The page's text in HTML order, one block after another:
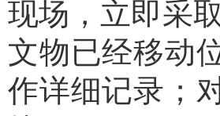
现场，立即采
文物已经移动
作详细记录；